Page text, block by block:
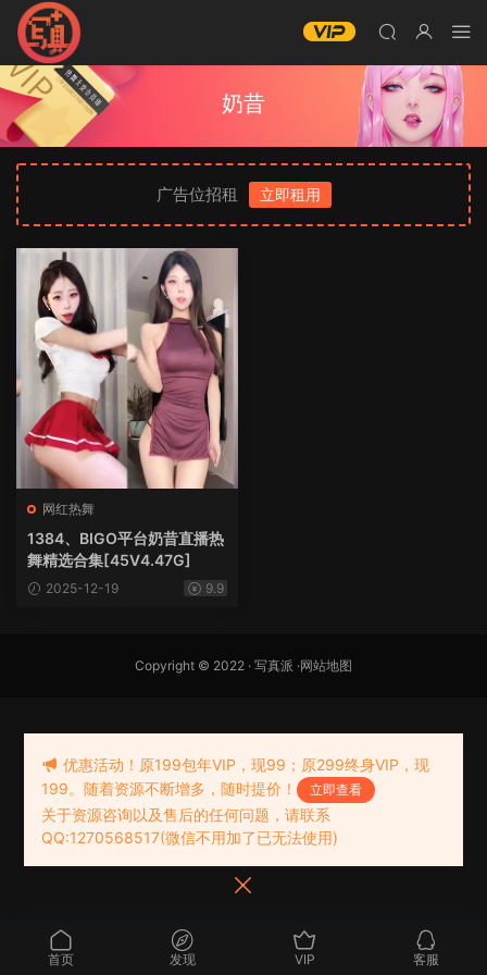
奶昔
广告位招租 立即租用
网红热舞
1384、BIGO平台奶昔直播热
舞精选合集[45V4.47G]
2025-12-19 9.9
Copyright © 2022 · 写真派 ·网站地图
首页 发现 VIP 客服
优惠活动！原199包年VIP，现99；原299终身VIP，现
199。随着资源不断增多，随时提价！
立即查看
关于资源咨询以及售后的任何问题，请联系
QQ:1270568517(微信不用加了已无法使用)